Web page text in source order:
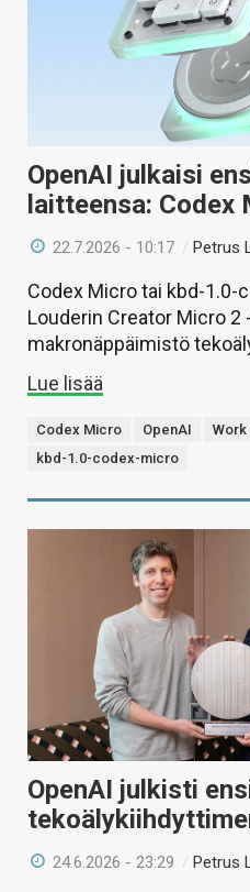
OpenAI julkaisi
laitteensa: Codex
22.7.2026 - 10:17 / Petrus
Codex Micro tai kbd-1.0-
Louderin Creator Micro
makronäppäimistö
Lue lisää
Codex Micro OpenAI
kbd-1.0-codex-micro
OpenAI julkisti
24.6.2026 - 23:29 /Petrus